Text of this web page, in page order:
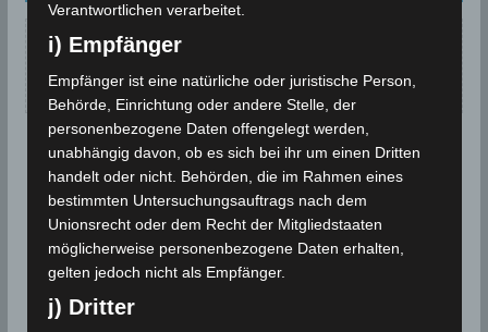
Verantwortlichen verarbeitet.
i) Empfänger
Empfänger ist eine natürliche oder juristische Person,
Behörde, Einrichtung oder andere Stelle, der
personenbezogene Daten offengelegt werden,
unabhängig davon, ob es sich bei ihr um einen Dritten
handelt oder nicht. Behörden, die im Rahmen eines
bestimmten Untersuchungsauftrags nach dem
Unionsrecht oder dem Recht der Mitgliedstaaten
möglicherweise personenbezogene Daten erhalten,
gelten jedoch nicht als Empfänger.
j) Dritter